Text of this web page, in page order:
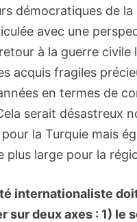
démocratiques de
avec une
à la guerre civile
acquis fragiles
en termes de
serait désastreux
la Turquie mais
plus large pour la
internationaliste
sur deux axes : 1) le